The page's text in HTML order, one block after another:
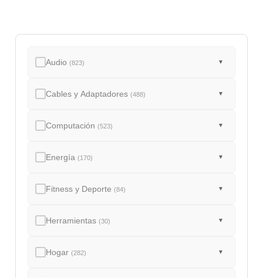
Audio(823) ▼
Cables y Adaptadores(488) ▼
Computación(523) ▼
Energía(170) ▼
Fitness y Deporte(84) ▼
Herramientas(30) ▼
Hogar(282) ▼